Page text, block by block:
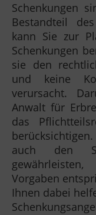
Schenkungen
Bestandteil
kann Sie zur
Schenkungen
sie den
und keine
verursacht.
Anwalt für
das
auch den
Vorgaben
Ihnen dabei